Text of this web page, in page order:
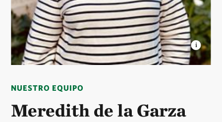
NUESTRO EQUIPO
Meredith de la Garza